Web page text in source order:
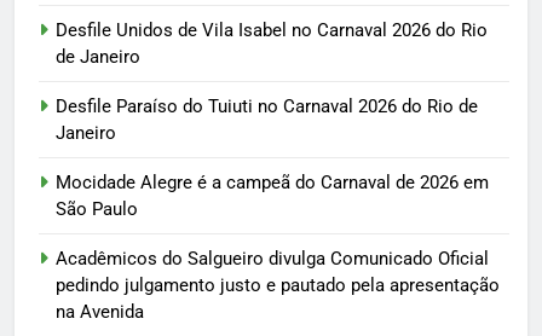
Desfile Unidos de Vila Isabel no Carnaval 2026 do Rio
de Janeiro
Desfile Paraíso do Tuiuti no Carnaval 2026 do Rio de
Janeiro
Mocidade Alegre é a campeã do Carnaval de 2026 em
São Paulo
Acadêmicos do Salgueiro divulga Comunicado Oficial
pedindo julgamento justo e pautado pela apresentação
na Avenida